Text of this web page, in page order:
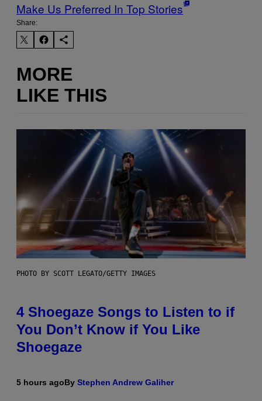
Make Us Preferred In Top Stories
Share:
MORE
LIKE THIS
PHOTO BY SCOTT LEGATO/GETTY IMAGES
4 Shoegaze Songs to Listen to if
You Don’t Know if You Like
Shoegaze
5 hours agoBy Stephen Andrew Galiher